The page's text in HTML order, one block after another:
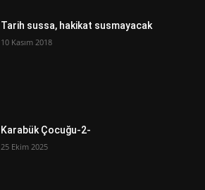
Tarih sussa, hakikat susmayacak
10 Kasım 2018
Karabük Çocuğu-2-
25 Ekim 2025